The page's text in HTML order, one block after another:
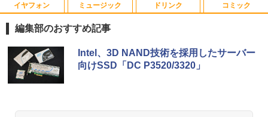
1
【中古良品】【安心保証】Princeton 21.
5型ワイドカラー液晶ディスプレイ PTF
WDE-22W / PTFBDE-22W ブラック/ ホ
￥4,050
1
【3千円以上送料無料】世界の歴史 集英
社版学習まんが 18巻セット／高井啓介
イヤフォン
Anker Soundcore P40i オフホワイト
￥7,990
ミュージック
BRUCE WAYNE feat. Flo Milli, ATL Jacob
[Explicit]
ドリンク
by Amazon 天然水 ラベルレス 500ml ×24本
富士山の天然水 バナジウム含有 水 ミネラル
ウォーター ペットボトル 静岡県産 500ミリリ
コミック
薬屋のひとりごと 17巻 (デジタル版ビッグガ
ンガンコミックス)
編集部のおすすめ記事
Intel、3D NAND技術を採用したサーバー
向けSSD「DC P3520/3320」